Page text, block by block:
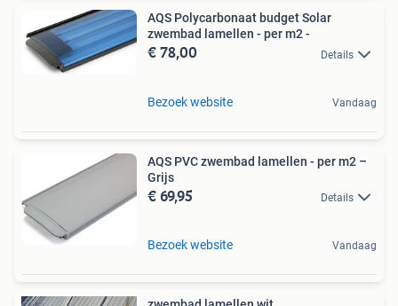
AQS Polycarbonaat budget Solar
zwembad lamellen - per m2 -
€ 78,00 Details
Bezoek website Vandaag
AQS PVC zwembad lamellen - per m2 –
Grijs
€ 69,95 Details
Bezoek website Vandaag